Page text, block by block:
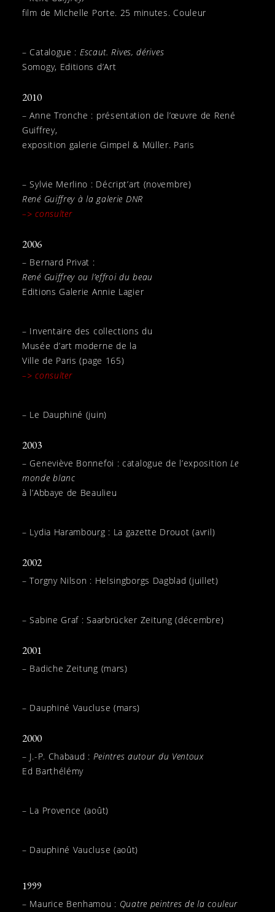
film de Michelle Porte. 25 minutes. Couleur
– Catalogue : Escaut. Rives, dérives
Somogy, Editions d’Art
2010
– Anne Tronche : présentation de l’œuvre de René
Guiffrey,
exposition galerie Gimpel & Müller. Paris
– Sylvie Merlino : Décript’art (novembre)
René Guiffrey à la galerie DNR
–> consulter
2006
– Bernard Privat :
René Guiffrey ou l’effroi du beau
Editions Galerie Annie Lagier
– Inventaire des collections du
Musée d’art moderne de la
Ville de Paris (page 165)
–> consulter
– Le Dauphiné (juin)
2003
– Geneviève Bonnefoi : catalogue de l’expositionLe
monde blanc
à l’Abbaye de Beaulieu
– Lydia Harambourg : La gazette Drouot (avril)
2002
– Torgny Nilson : Helsingborgs Dagblad (juillet)
– Sabine Graf : Saarbrücker Zeitung (décembre)
2001
– Badiche Zeitung (mars)
– Dauphiné Vaucluse (mars)
2000
– J.-P. Chabaud : Peintres autour du Ventoux
Ed Barthélémy
– La Provence (août)
– Dauphiné Vaucluse (août)
1999
– Maurice Benhamou : Quatre peintres de la couleur